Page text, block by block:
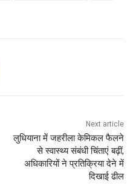
Next article
लुधियाना में जहरीला केमिकल फैलने
से स्वास्थ्य संबंधी चिंताएं बढ़ीं,
अधिकारियों ने प्रतिक्रिया देने में
दिखाई ढील